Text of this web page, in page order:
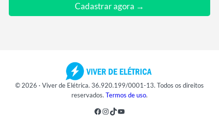
Cadastrar agora →
© 2026 · Viver de Elétrica. 36.920.199/0001-13. Todos os direitos
reservados. Termos de uso.
Facebook Instagram TikTok Youtube